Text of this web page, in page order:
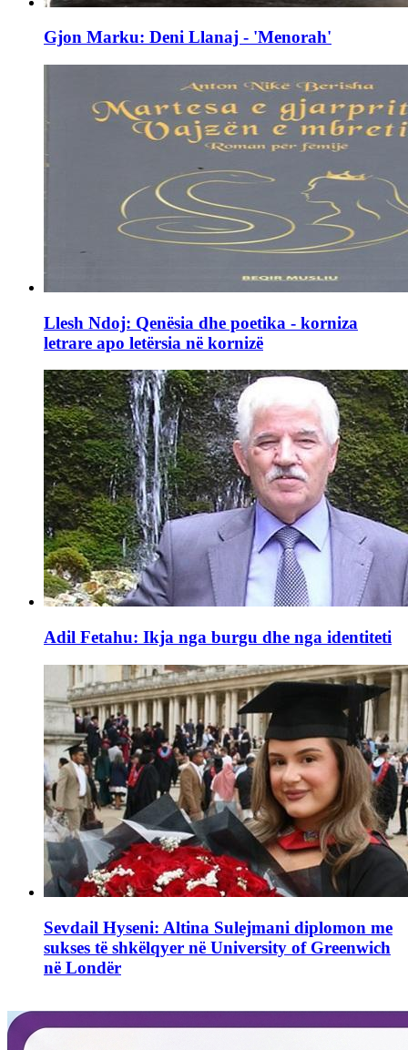
Gjon Marku: Deni Llanaj - 'Menorah'
Llesh Ndoj: Qenësia dhe poetika - korniza
letrare apo letërsia në kornizë
Adil Fetahu: Ikja nga burgu dhe nga identiteti
Sevdail Hyseni: Altina Sulejmani diplomon me
sukses të shkëlqyer në University of Greenwich
në Londër